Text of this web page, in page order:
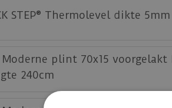
STEP® Thermolevel dikte
Moderne plint 70x15 voorgelakt
240cm